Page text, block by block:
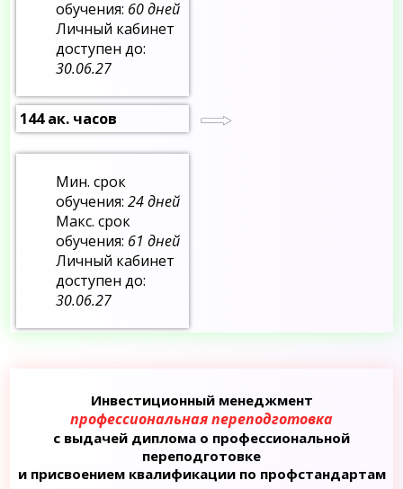
обучения: 60 дней
Личный кабинет
доступен до:
30.06.27
144 ак. часов
Мин. срок
обучения:24 дней
Макс. срок
обучения: 61 дней
Личный кабинет
доступен до:
30.06.27
Инвестиционный менеджмент
профессиональная переподготовка
с выдачей диплома о профессиональной
переподготовке
и присвоением квалификации по профстандартам